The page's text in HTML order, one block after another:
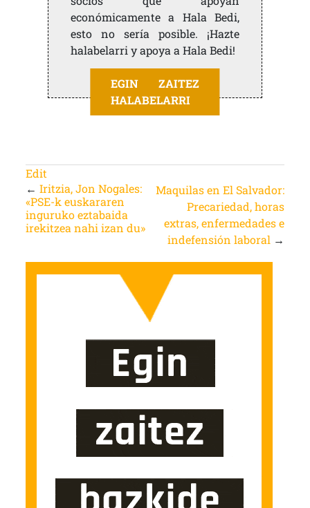
económicamente a Hala Bedi,
esto no sería posible. ¡Hazte
halabelarri y apoya a Hala Bedi!
EGIN ZAITEZ
HALABELARRI
Edit
← Iritzia, Jon Nogales:
«PSE-k euskararen
inguruko eztabaida
irekitzea nahi izan du»
Maquilas en El Salvador:
Precariedad, horas
extras, enfermedades e
indefensión laboral →